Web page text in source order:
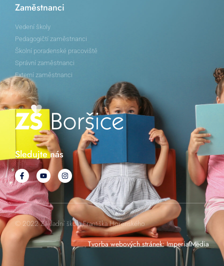
Zaměstnanci
Vedení školy
Pedagogičtí zaměstnanci
Školní poradenské pracoviště
Správní zaměstnanci
Externí zaměstnanci
Sledujte nás
© 2022 Základní škola Františka Horenského
Tvorba webových stránek:ImperialMedia